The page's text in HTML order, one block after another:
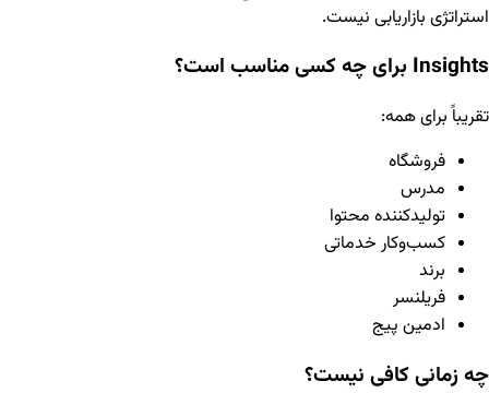
استراتژی بازاریابی نیست.
Insights برای چه کسی مناسب است؟
تقریباً برای همه:
فروشگاه
مدرس
تولیدکننده محتوا
کسب‌وکار خدماتی
برند
فریلنسر
ادمین پیج
چه زمانی کافی نیست؟